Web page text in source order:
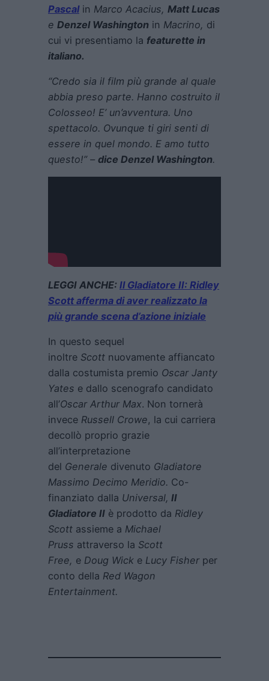
Pascalin Marco Acacius, Matt Lucas
e Denzel Washington in Macrino, di
cui vi presentiamo la featurette in
italiano.
“Credo sia il film più grande al quale
abbia preso parte. Hanno costruito il
Colosseo! E’ un’avventura. Uno
spettacolo. Ovunque ti giri senti di
essere in quel mondo. E amo tutto
questo!” – dice Denzel Washington.
LEGGI ANCHE: Il Gladiatore II: Ridley
Scott afferma di aver realizzato la
più grande scena d’azione iniziale
In questo sequel
inoltre Scott nuovamente affiancato
dalla costumista premio Oscar Janty
Yates e dallo scenografo candidato
all’Oscar Arthur Max. Non tornerà
invece Russell Crowe, la cui carriera
decollò proprio grazie
all’interpretazione
del Generale divenuto Gladiatore
Massimo Decimo Meridio. Co-
finanziato dalla Universal, Il
Gladiatore II è prodotto da Ridley
Scott assieme a Michael
Pruss attraverso la Scott
Free, e Doug Wick e Lucy Fisherper
conto della Red Wagon
Entertainment.